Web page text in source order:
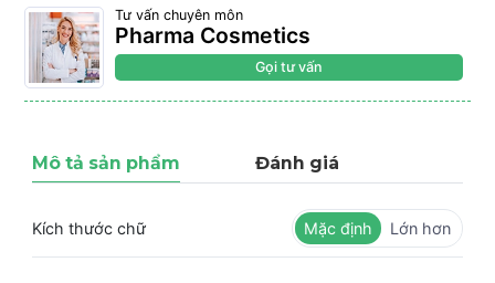
Tư vấn chuyên môn
Pharma Cosmetics
Gọi tư vấn
Mô tả sản phẩm Đánh giá
Kích thước chữ Mặc định Lớn hơn